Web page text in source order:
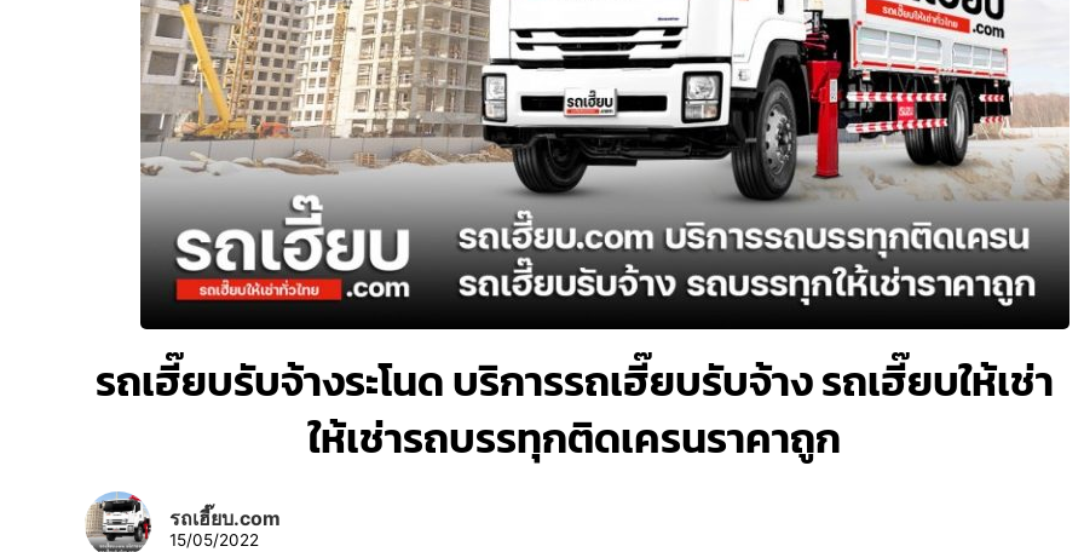
รถเฮี๊ยบรับจ้างระโนด บริการรถเฮี๊ยบรับจ้าง รถเฮี๊ยบให้เช่า
ให้เช่ารถบรรทุกติดเครนราคาถูก
รถเฮี๊ยบ.com
15/05/2022